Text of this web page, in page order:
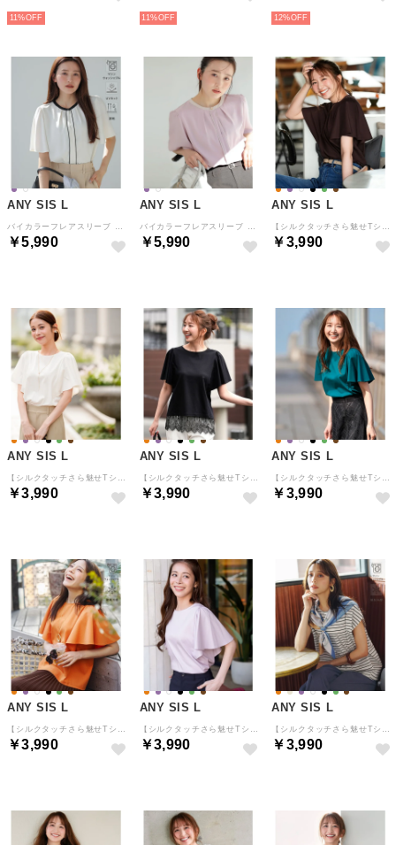
11% 11% 12%
ANY SIS L
￥5,990
ANY SIS L
￥5,990
ANY SIS L
￥3,990
ANY SIS L
￥3,990
ANY SIS L
￥3,990
ANY SIS L
￥3,990
ANY SIS L
￥3,990
ANY SIS L
￥3,990
ANY SIS L
￥3,990